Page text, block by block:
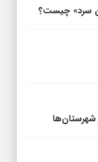
سرد» چیست؟